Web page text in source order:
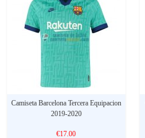
Camiseta Barcelona Tercera Equipacion
2019-2020
€17.00